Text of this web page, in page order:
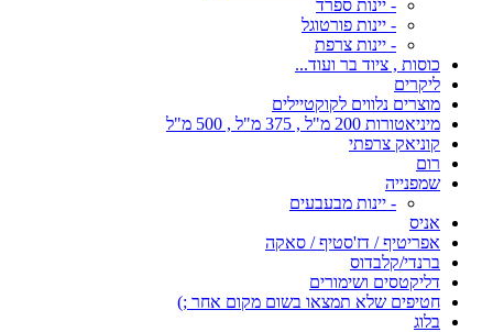
- יינות ספרד
- יינות פורטוגל
- יינות צרפת
כוסות , ציוד בר ועוד...
ליקרים
מוצרים נלווים לקוקטיילים
מיניאטורות 200 מ"ל , 375 מ"ל , 500 מ"ל
קוניאק צרפתי
רום
שמפנייה
- יינות מבעבעים
אניס
אפריטיף / דז'סטיף / סאקה
ברנדי/קלבדוס
דליקטסים ושימורים
חטיפים שלא תמצאו בשום מקום אחר ;)
בלוג